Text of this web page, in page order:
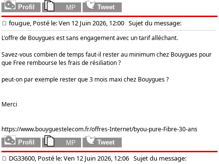
fougue, Posté le: Ven 12 Juin 2026, 12:00 Sujet du message:
L'offre de Bouygues est sans engagement avec un tarif alléchant.
Savez-vous combien de temps faut-il rester au minimum chez Bouygues pour
que Free rembourse les frais de résiliation ?
peut-on par exemple rester que 3 mois maxi chez Bouygues ?
Merci
https://www.bouyguestelecom.fr/offres-Internet/byou-pure-Fibre-30-ans
DG33600, Posté le: Ven 12 Juin 2026, 12:06 Sujet du message: